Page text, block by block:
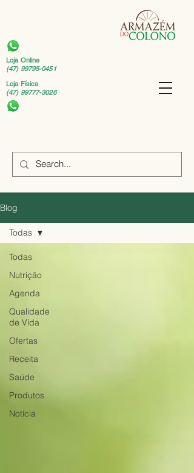
Loja Física
(47) 99777-3026
Loja Online
(47) 99795-0451
Blog
Todas
Nutrição
Agenda
Qualidade
de Vida
Ofertas
Receita
Saúde
Produtos
Notícia
Todas